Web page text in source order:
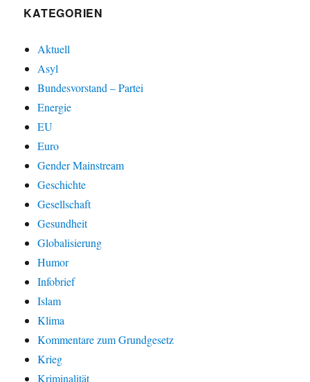
KATEGORIEN
Aktuell
Asyl
Bundesvorstand – Partei
Energie
EU
Euro
Gender Mainstream
Geschichte
Gesellschaft
Gesundheit
Globalisierung
Humor
Infobrief
Islam
Klima
Kommentare zum Grundgesetz
Krieg
Kriminalität